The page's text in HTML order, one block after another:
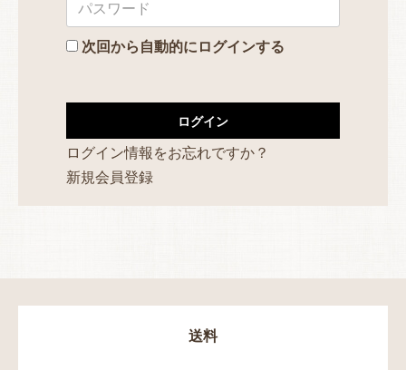
次回から自動的にログインする
ログイン
ログイン情報をお忘れですか？
新規会員登録
送料